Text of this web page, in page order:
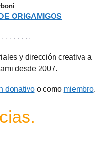
ORIGAMIGOS
. . . . . . . .
y dirección creativa a
desde 2007.
donativoo como miembro.